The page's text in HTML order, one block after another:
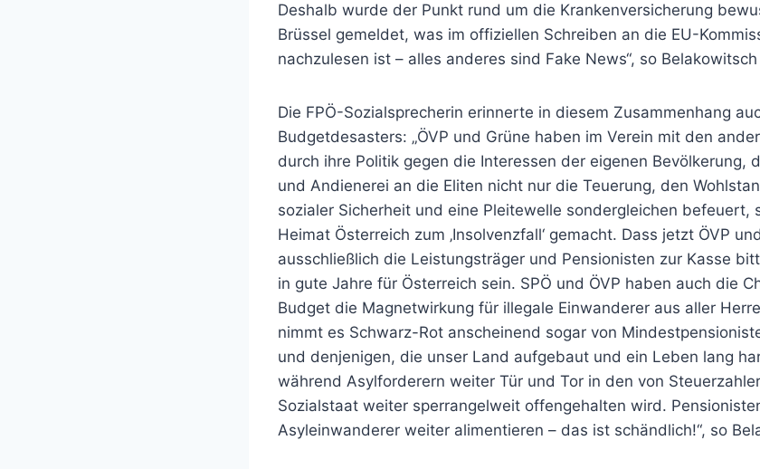
Deshalb wurde der Punkt rund um die Krankenversicherung
Brüssel gemeldet, was im offiziellen Schreiben an die EU-
nachzulesen ist – alles anderes sind Fake News“, so
Die FPÖ-Sozialsprecherin erinnerte in diesem Zusammenhang
Budgetdesasters: „ÖVP und Grüne haben im Verein mit den
durch ihre Politik gegen die Interessen der eigenen Bevölkerung,
und Andienerei an die Eliten nicht nur die Teuerung, den
sozialer Sicherheit und eine Pleitewelle sondergleichen befeuert,
Heimat Österreich zum ‚Insolvenzfall‘ gemacht. Dass jetzt ÖVP
ausschließlich die Leistungsträger und Pensionisten zur Kasse
in gute Jahre für Österreich sein. SPÖ und ÖVP haben auch die
Budget die Magnetwirkung für illegale Einwanderer aus aller
nimmt es Schwarz-Rot anscheinend sogar von
und denjenigen, die unser Land aufgebaut und ein Leben lang
während Asylforderern weiter Tür und Tor in den von
Sozialstaat weiter sperrangelweit offengehalten wird.
Asyleinwanderer weiter alimentieren – das ist schändlich!“, so